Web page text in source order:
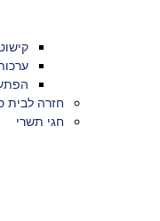
חזרה לבית
חגי תשרי